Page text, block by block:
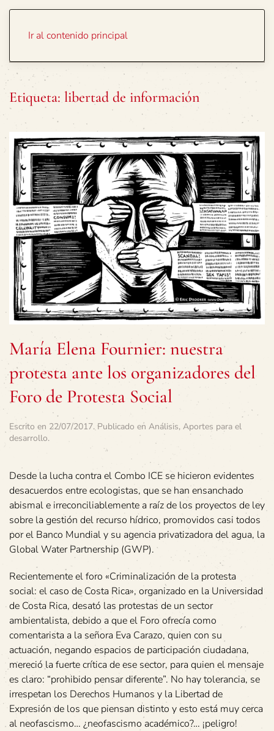
Ir al contenido principal
Etiqueta: libertad de información
María Elena Fournier: nuestra
protesta ante los organizadores del
Foro de Protesta Social
Escrito en 22/07/2017. Publicado en Análisis, Aportes para el
desarrollo.
Desde la lucha contra el Combo ICE se hicieron evidentes
desacuerdos entre ecologistas, que se han ensanchado
abismal e irreconciliablemente a raíz de los proyectos de ley
sobre la gestión del recurso hídrico, promovidos casi todos
por el Banco Mundial y su agencia privatizadora del agua, la
Global Water Partnership (GWP).
Recientemente el foro «Criminalización de la protesta
social: el caso de Costa Rica», organizado en la Universidad
de Costa Rica, desató las protestas de un sector
ambientalista, debido a que el Foro ofrecía como
comentarista a la señora Eva Carazo, quien con su
actuación, negando espacios de participación ciudadana,
mereció la fuerte crítica de ese sector, para quien el mensaje
es claro: “prohibido pensar diferente”. No hay tolerancia, se
irrespetan los Derechos Humanos y la Libertad de
Expresión de los que piensan distinto y esto está muy cerca
al neofascismo… ¿neofascismo académico?… ¡peligro!